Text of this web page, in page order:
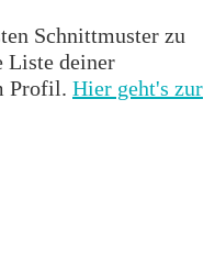
Schnittmuster zu
Liste deiner
Profil. Hier geht's zur